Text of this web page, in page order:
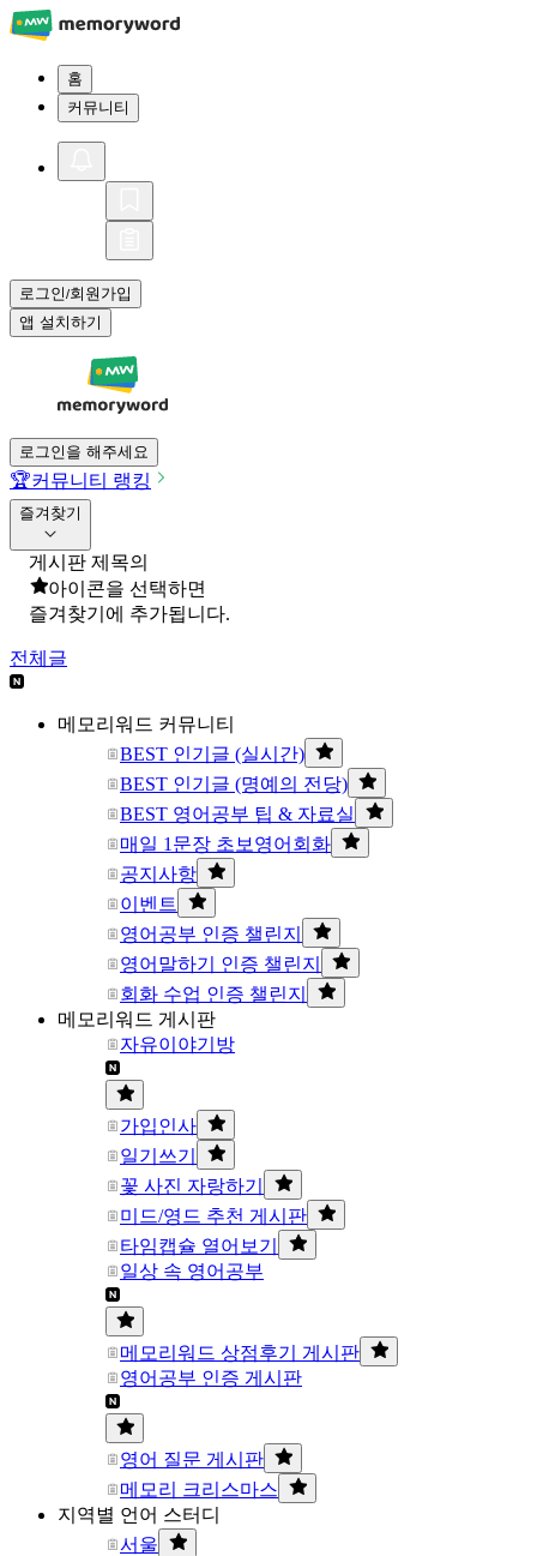
홈
커뮤니티
로그인/회원가입
앱 설치하기
로그인을 해주세요
🏆커뮤니티 랭킹
즐겨찾기
게시판 제목의
아이콘을 선택하면
즐겨찾기에 추가됩니다.
전체글
메모리워드 커뮤니티
BEST 인기글 (실시간)
BEST 인기글 (명예의 전당)
BEST 영어공부 팁 & 자료실
매일 1문장 초보영어회화
공지사항
이벤트
영어공부 인증 챌린지
영어말하기 인증 챌린지
회화 수업 인증 챌린지
메모리워드 게시판
자유이야기방
가입인사
일기쓰기
꽃 사진 자랑하기
미드/영드 추천 게시판
타임캡슐 열어보기
일상 속 영어공부
메모리워드 상점후기 게시판
영어공부 인증 게시판
영어 질문 게시판
메모리 크리스마스
지역별 언어 스터디
서울